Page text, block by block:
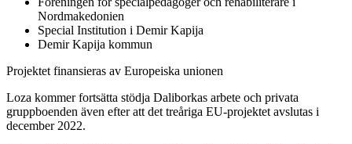
Nordmakedonien
Special Institution i Demir Kapija
Demir Kapija kommun
Projektet finansieras av Europeiska unionen
Loza kommer fortsätta stödja Daliborkas arbete och privata
gruppboenden även efter att det treåriga EU-projektet avslutas i
december 2022.